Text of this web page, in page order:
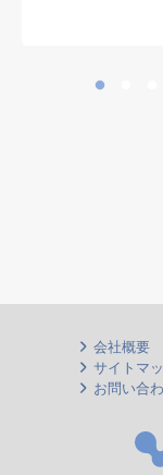
会社概要
サイトマ
お問い合